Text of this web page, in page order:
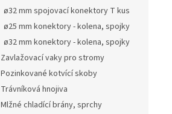
ø32 mm spojovací konektory T kus
ø25 mm konektory - kolena, spojky
ø32 mm konektory - kolena, spojky
Zavlažovací vaky pro stromy
Pozinkované kotvící skoby
Trávníková hnojiva
Mlžné chladící brány, sprchy